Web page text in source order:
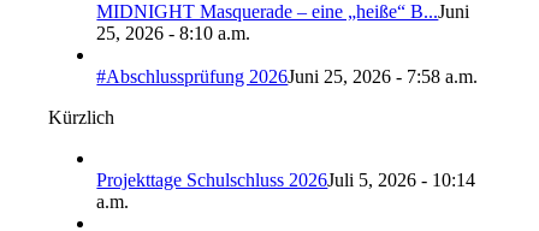
MIDNIGHT Masquerade – eine „heiße“ B...Juni
25, 2026 - 8:10 a.m.
#Abschlussprüfung 2026Juni 25, 2026 - 7:58 a.m.
Kürzlich
Projekttage Schulschluss 2026Juli 5, 2026 - 10:14
a.m.